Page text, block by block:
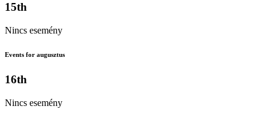
15th
Nincs esemény
Events for augusztus
16th
Nincs esemény